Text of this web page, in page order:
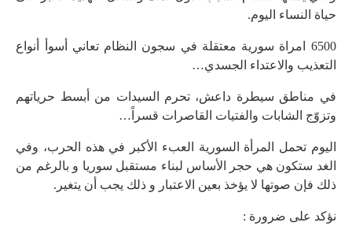
حياة النساء اليوم.
6500 امراة سورية معتقلة في سجون النظام تعاني أسوأ أنواع
التعذيب والاعتداء الجسدي…
في مناطق سيطرة داعش، تحرم السيدات من أبسط حرياتهم
وتزوّج الشابات والفتيات القاصرات قسراً…
اليوم تحمل المرأة السورية العبء الأكبر في هذه الحرب، وفي
الغد ستكون هي حجر الأساس لبناء مستقبل سوريا و بالرغم من
ذلك فإن صوتها لا يؤخذ بعين الاعتبار و ذلك يجب أن يتغير.
نؤكد على ضرورة :